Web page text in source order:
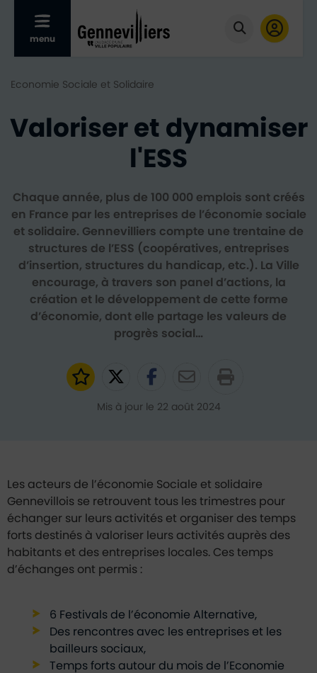
Afficher le menu mobile
menu Cliquer
Economie Sociale et Solidaire
Valoriser et dynamiser
l'ESS
Chaque année, plus de 100 000 emplois sont créés
en France par les entreprises de l’économie sociale
et solidaire. Gennevilliers compte une trentaine de
structures de l’ESS (coopératives, entreprises
d’insertion, structures du handicap, etc.). La Ville
encourage, à travers son panel d’actions, la
création et le développement de cette forme
d’économie, dont elle partage les valeurs de
progrès social…
Ajouter aux favoris
Partager sur Twitter
Partager sur
Partager par
Mis à jour le 22 août 2024
Les acteurs de l’économie Sociale et solidaire
Gennevillois se retrouvent tous les trimestres pour
échanger sur leurs activités et organiser des temps
forts destinés à valoriser leurs activités auprès des
habitants et des entreprises locales. Ces temps
d’échanges ont permis :
6 Festivals de l’économie Alternative,
Des rencontres avec les entreprises et les
bailleurs sociaux,
Temps forts autour du mois de l’Economie